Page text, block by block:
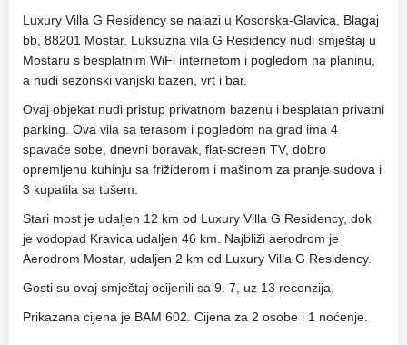
Luxury Villa G Residency se nalazi u Kosorska-Glavica, Blagaj
bb, 88201 Mostar. Luksuzna vila G Residency nudi smještaj u
Mostaru s besplatnim WiFi internetom i pogledom na planinu,
a nudi sezonski vanjski bazen, vrt i bar.
Ovaj objekat nudi pristup privatnom bazenu i besplatan privatni
parking. Ova vila sa terasom i pogledom na grad ima 4
spavaće sobe, dnevni boravak, flat-screen TV, dobro
opremljenu kuhinju sa frižiderom i mašinom za pranje sudova i
3 kupatila sa tušem.
Stari most je udaljen 12 km od Luxury Villa G Residency, dok
je vodopad Kravica udaljen 46 km. Najbliži aerodrom je
Aerodrom Mostar, udaljen 2 km od Luxury Villa G Residency.
Gosti su ovaj smještaj ocijenili sa 9. 7, uz 13 recenzija.
Prikazana cijena je BAM 602. Cijena za 2 osobe i 1 noćenje.